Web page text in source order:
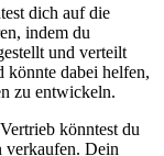
dich auf die
indem du
und verteilt
könnte dabei helfen,
zu entwickeln.
könntest du
verkaufen. Dein